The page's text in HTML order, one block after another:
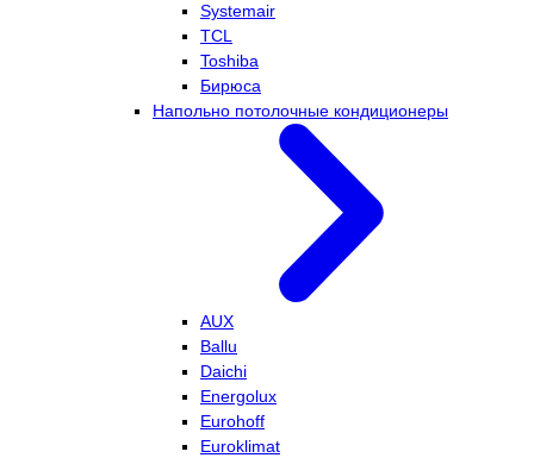
Systemair
TCL
Toshiba
Бирюса
Напольно потолочные кондиционеры
AUX
Ballu
Daichi
Energolux
Eurohoff
Euroklimat